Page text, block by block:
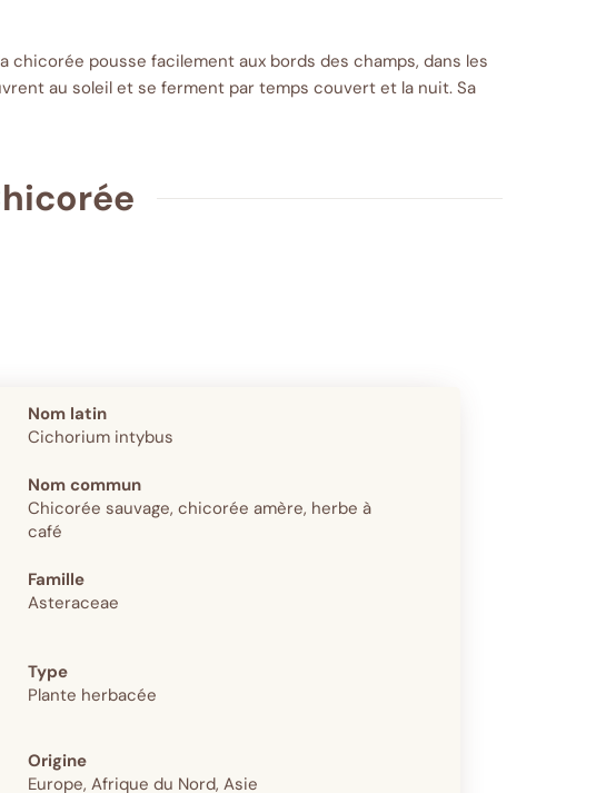
chicorée pousse facilement aux bords des champs, dans les
au soleil et se ferment par temps couvert et la nuit. Sa
Nom latin
Cichorium intybus
Nom commun
Chicorée sauvage, chicorée amère, herbe à
café
Famille
Asteraceae
Type
Plante herbacée
Origine
Europe, Afrique du Nord, Asie